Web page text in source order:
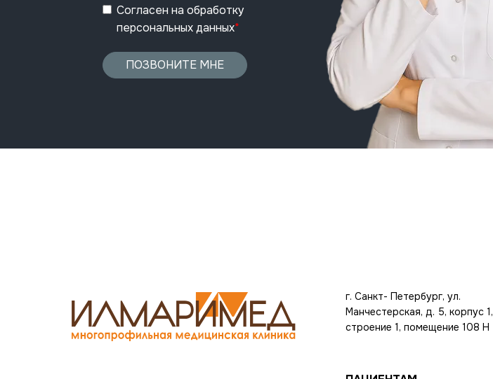
Согласен на обработку
персональных данных*
ПОЗВОНИТЕ МНЕ
г. Санкт- Петербург, ул.
Манчестерская, д. 5, корпус 1,
строение 1, помещение 108 Н